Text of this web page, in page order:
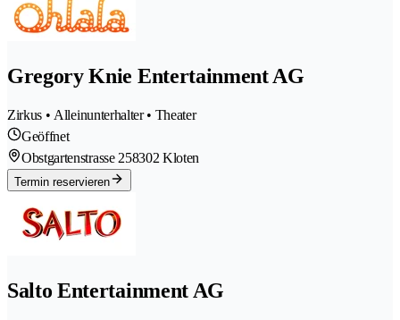
Gregory Knie Entertainment AG
Zirkus • Alleinunterhalter • Theater
Geöffnet
Obstgartenstrasse 258302 Kloten
Termin reservieren
Salto Entertainment AG